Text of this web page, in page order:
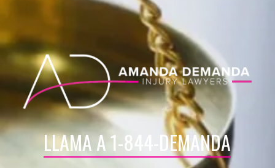
LLAMA A 1-844-DEMANDA